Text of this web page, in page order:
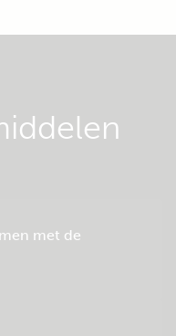
met de